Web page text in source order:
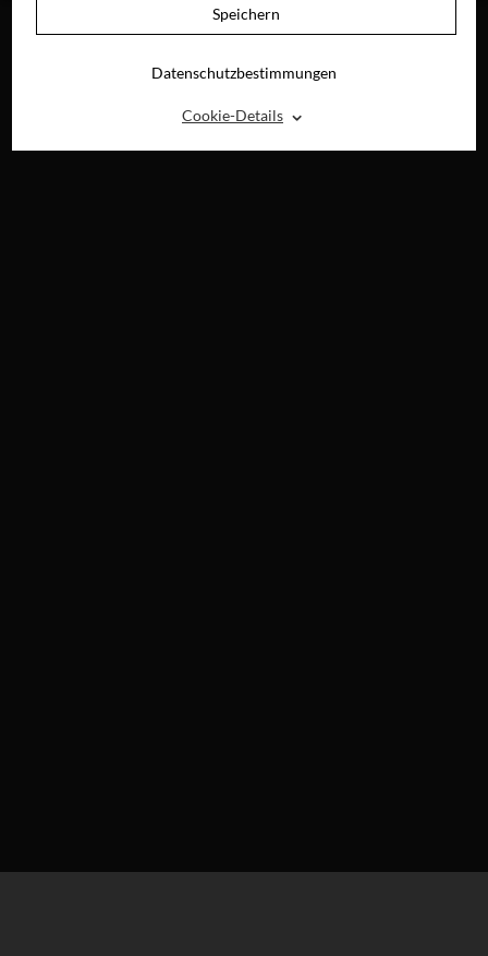
Speichern
Datenschutzbestimmungen
Cookie-Details ⌃